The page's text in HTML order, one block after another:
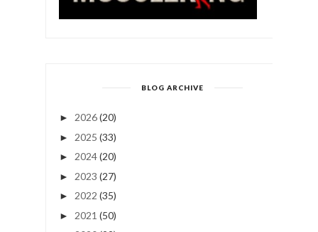
BLOG ARCHIVE
► 2026(20)
► 2025 (33)
► 2024(20)
► 2023 (27)
► 2022 (35)
► 2021 (50)